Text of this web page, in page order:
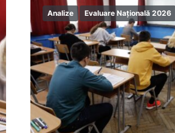
Analize Evaluare Națională 2026